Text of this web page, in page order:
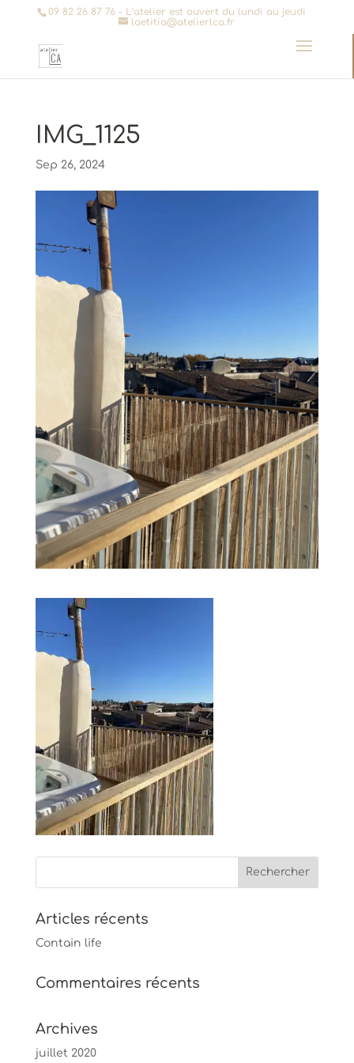
09 82 26 87 76 - L’atelier est ouvert du lundi au jeudi
laetitia@atelierlca.fr
IMG_1125
Sep 26, 2024
Articles récents
Contain life
Commentaires récents
Archives
juillet 2020